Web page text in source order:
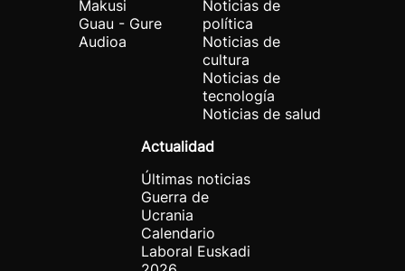
Makusi
Guau - Gure
Audioa
Noticias de
política
Noticias de
cultura
Noticias de
tecnología
Noticias de salud
Actualidad
Últimas noticias
Guerra de
Ucrania
Calendario
Laboral Euskadi